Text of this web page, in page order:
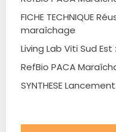
FICHE TECHNIQUE
maraîchage
Living Lab Viti Sud
RefBio PACA
SYNTHESE